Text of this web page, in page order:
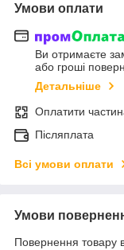
Умови оплати
Ви отримаєте
або гроші
Детальніше
Оплатити
Післяплата
Всі умови оплати
Умови
Повернення товару